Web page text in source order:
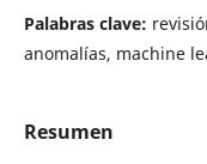
Palabras clave:
anomalías, machine
Resumen